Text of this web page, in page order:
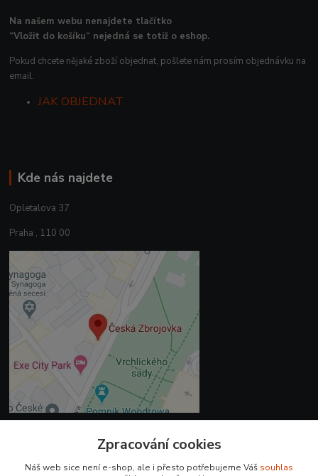
Na našem webu nenajdete tlačítko
“Vložit do košíku“ nejedná se totiž o eshop.
Pokud chcete nějaké zboží objednat, pošlete nám prosím objednávku na
email.
JAK OBJEDNAT
Kde nás najdete
Opletalova 37
Praha , 110 00
Zpracování cookies
Náš web sice není e-shop, ale i přesto potřebujeme Váš souhlas